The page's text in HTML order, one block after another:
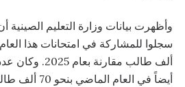
ألف طالب مقارنة
أيضاً في العام الماضي بنحو 70 ألف طالب مقارنة بعام 2024.